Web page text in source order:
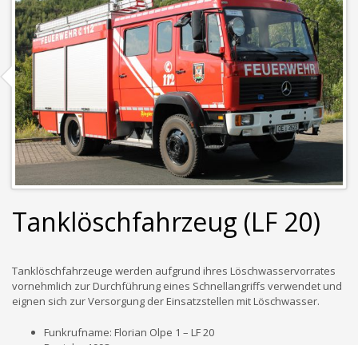
Tanklöschfahrzeug (LF 20)
Tanklöschfahrzeuge werden aufgrund ihres Löschwasservorrates
vornehmlich zur Durchführung eines Schnellangriffs verwendet und
eignen sich zur Versorgung der Einsatzstellen mit Löschwasser.
Funkrufname: Florian Olpe 1 – LF 20